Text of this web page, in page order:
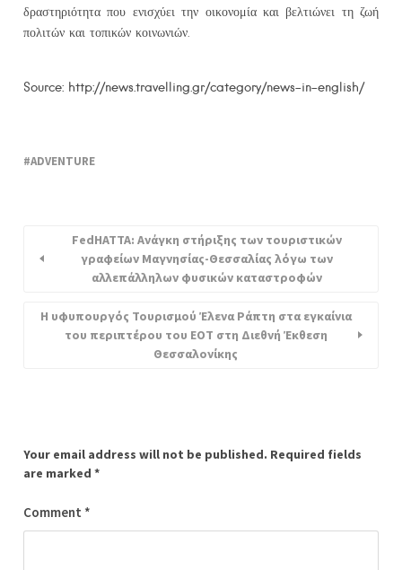
δραστηριότητα που ενισχύει την οικονομία και βελτιώνει τη ζωή
πολιτών και τοπικών κοινωνιών.
Source: http://news.travelling.gr/category/news-in-english/
ADVENTURE
FedHATTA: Ανάγκη στήριξης των τουριστικών
γραφείων Μαγνησίας-Θεσσαλίας λόγω των
αλλεπάλληλων φυσικών καταστροφών
Η υφυπουργός Τουρισμού Έλενα Ράπτη στα εγκαίνια
του περιπτέρου του ΕΟΤ στη Διεθνή Έκθεση
Θεσσαλονίκης
Your email address will not be published. Required fields
are marked *
Comment *